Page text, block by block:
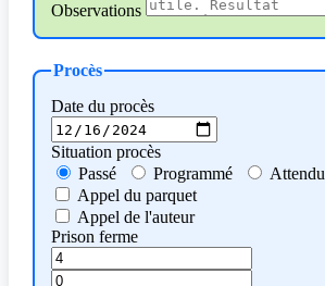
Observations
Procès
Date du procès
Situation procès
Passé
Programmé
Attendu
Appel du parquet
Appel de l'auteur
Prison ferme